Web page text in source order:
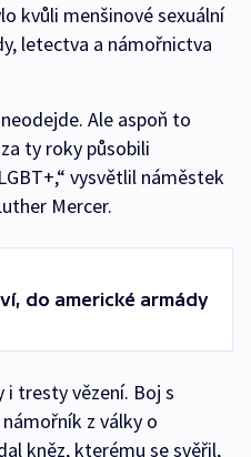
kvůli menšinové sexuální
letectva a námořnictva
Ale aspoň to
ty roky působili
vysvětlil náměstek
Mercer.
do americké armády
i tresty vězení. Boj s
z války o
kněz, kterému se svěřil,